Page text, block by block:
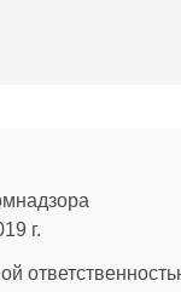
г.